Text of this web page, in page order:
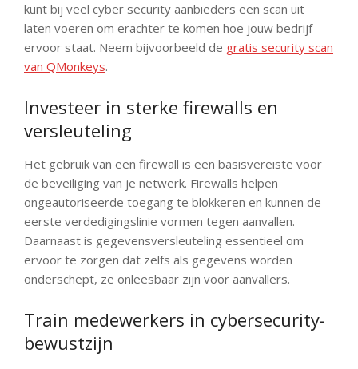
kunt bij veel cyber security aanbieders een scan uit
laten voeren om erachter te komen hoe jouw bedrijf
ervoor staat. Neem bijvoorbeeld de gratis security scan
van QMonkeys.
Investeer in sterke firewalls en
versleuteling
Het gebruik van een firewall is een basisvereiste voor
de beveiliging van je netwerk. Firewalls helpen
ongeautoriseerde toegang te blokkeren en kunnen de
eerste verdedigingslinie vormen tegen aanvallen.
Daarnaast is gegevensversleuteling essentieel om
ervoor te zorgen dat zelfs als gegevens worden
onderschept, ze onleesbaar zijn voor aanvallers.
Train medewerkers in cybersecurity-
bewustzijn